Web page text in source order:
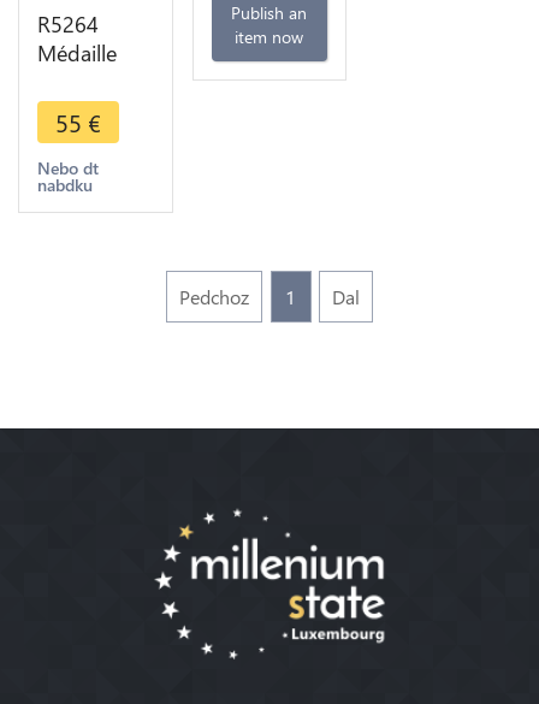
R5264
Médaille
Sénégal
Lion Un
peuple Un
but Une Foi
55 €
Nebo dt
nabdku
Publish an
item now
Pedchoz 1 Dal